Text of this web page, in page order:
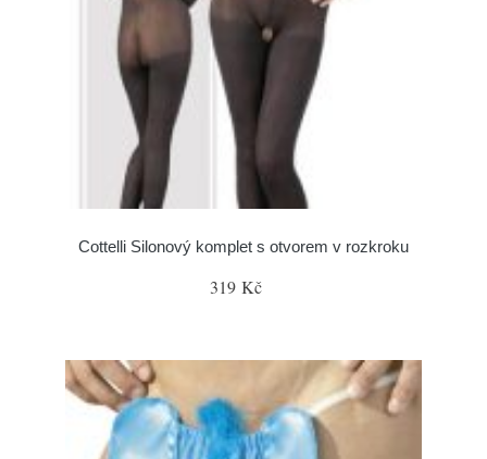
Cottelli Silonový komplet s otvorem v rozkroku
319 Kč